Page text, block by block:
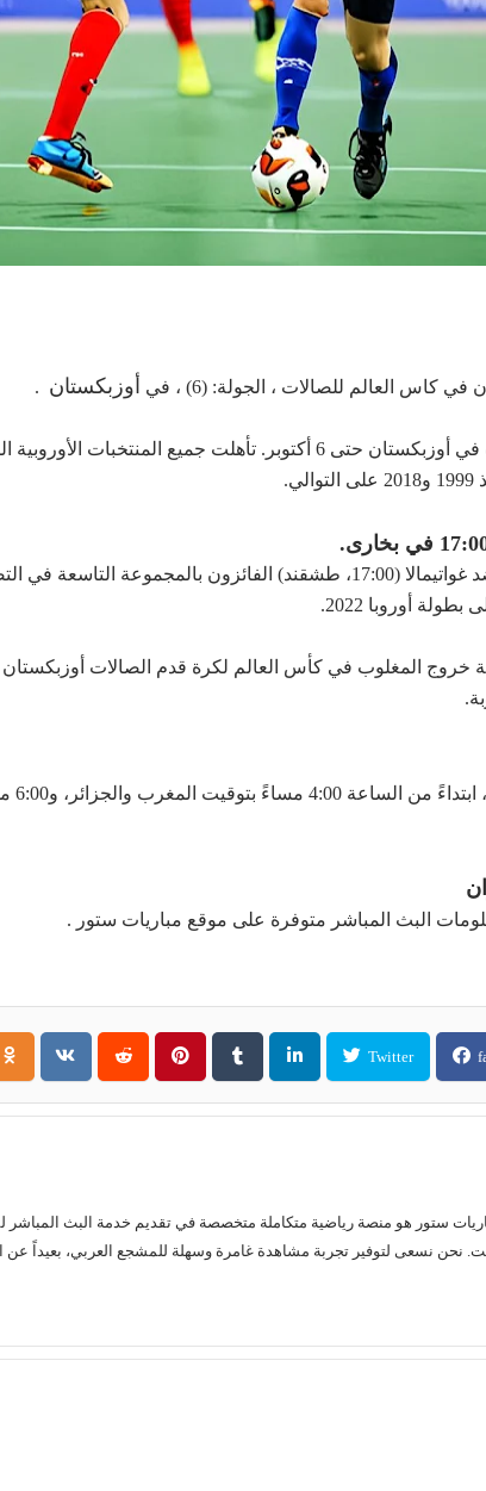
أوزبكستان .
تستمر بطولة كأس العالم العاشرة لكرة قدم الصالات في أوزبكستان
22 سبتمبر: فرنسا ضد إيران (17:00، بخارى)، فنزويلا ضد غواتيمالا (17:00،
أوروبا 2022.
البث المباشر متوفرة على موقع مباريات ستور .
Twitter